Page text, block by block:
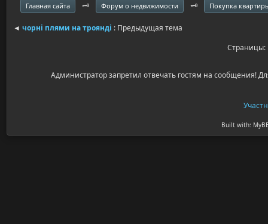
Главная сайта 🗝️ Форум о недвижимости 🗝️ Покупка
◄чорні плями на троянді : Предыдущая тема
Администратор запретил отвечать гостям на сообщения!
Built with: